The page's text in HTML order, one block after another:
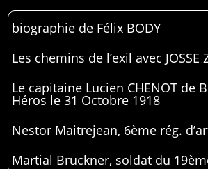
biographie de Félix BODY
Les chemins de l’exil avec
Le capitaine Lucien CHENOT de
Héros le 31 Octobre 1918
Nestor Maitrejean, 6ème rég.
Martial Bruckner, soldat du